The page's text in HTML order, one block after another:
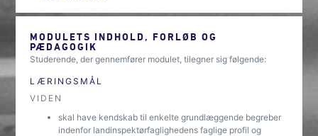
MODULETS INDHOLD, FORLØB OG
PÆDAGOGIK
Studerende, der gennemfører modulet, tilegner sig følgende:
LÆRINGSMÅL
VIDEN
skal have kendskab til enkelte grundlæggende begreber
indenfor landinspektørfaglighedens faglige profil og